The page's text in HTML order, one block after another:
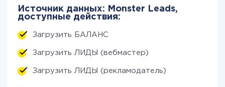
Источник данных: Monster Leads,
доступные действия:
Загрузить БАЛАНС
Загрузить ЛИДЫ (вебмастер)
Загрузить ЛИДЫ (рекламодатель)